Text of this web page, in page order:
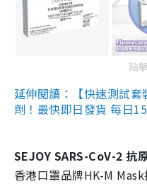
點
延伸閱讀：【快速測試
劑！最快即日發貨 每日
SEJOY SARS-CoV-2 抗
香港口罩品牌HK-M